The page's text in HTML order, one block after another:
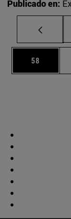
Publicado en:
Página
58